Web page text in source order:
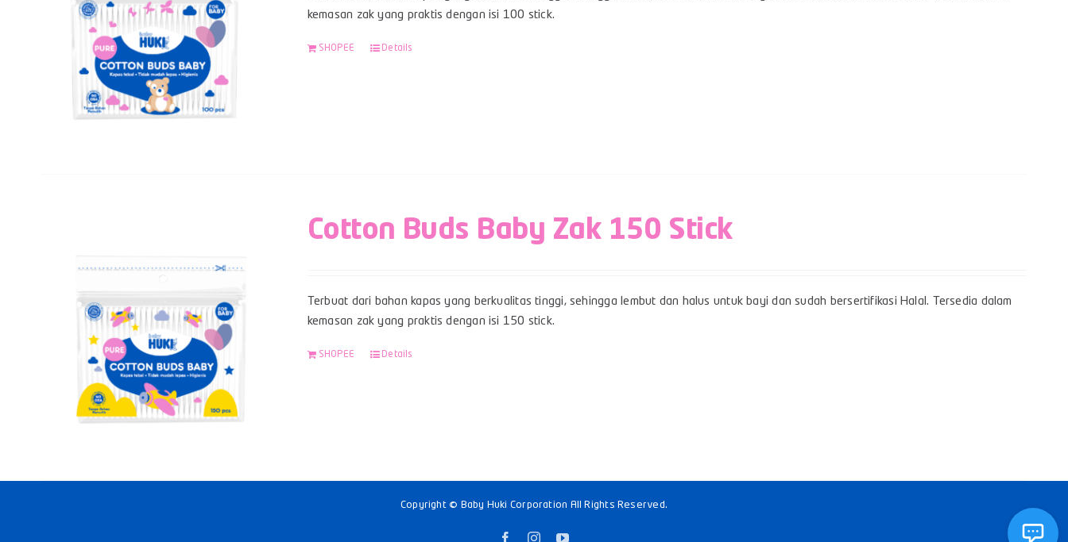
kemasan zak yang praktis dengan isi 100 stick.
SHOPEE Details
Cotton Buds Baby Zak 150 Stick
Terbuat dari bahan kapas yang berkualitas tinggi, sehingga lembut dan halus untuk bayi dan sudah bersertifikasi Halal. Tersedia dalam
kemasan zak yang praktis dengan isi 150 stick.
SHOPEE Details
Copyright © Baby Huki Corporation All Rights Reserved.
FacebookInstagramYouTube